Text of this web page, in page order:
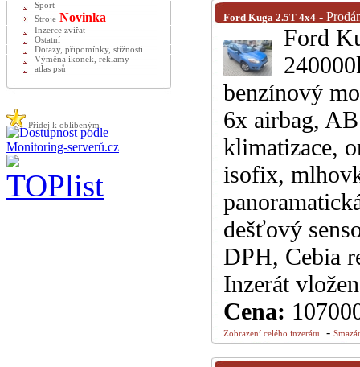
Ford Kuga 2.5T 4x4 -
Ford
benzínový
6x airbag,
klimatizace,
isofix,
dešťový
DPH, Cebia
Inzerát
Cena:
Zobrazení celého inzerátu -
Sport
Stroje Novinka
Inzerce zvířat
Ostatní
Dotazy, připomínky, stížnosti
Výměna ikonek, reklamy
atlas psů
Přidej k oblíbeným